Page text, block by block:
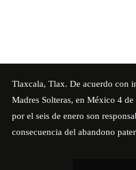
Tlaxcala, Tlax. De acuerdo con
Madres Solteras, en México 4
por el seis de enero son
consecuencia del abandono